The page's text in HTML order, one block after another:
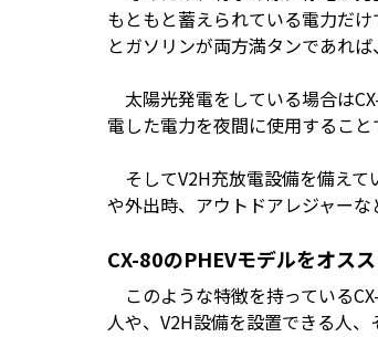
もともと蓄えられている電力だ
とガソリンが両方満タンであれ
太陽光発電をしている場合は
電した電力を夜間に使用すること
そしてV2H充放電設備を備えて
や外出時、アウトドアレジャーな
CX-80のPHEVモデルをオス
このような特徴を持っている
人や、V2H設備を設置できる人、